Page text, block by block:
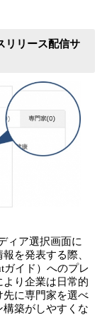
リリース配信サ
ィア選択画面に
を発表する際、
ガイド）へのプレ
り企業は日常的
先に専門家を選べ
築がしやすくな